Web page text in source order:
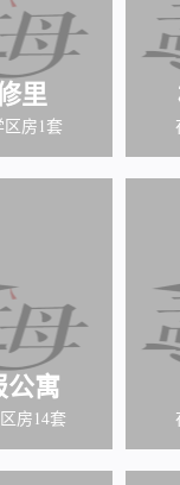
里
房1套
公寓
房14套